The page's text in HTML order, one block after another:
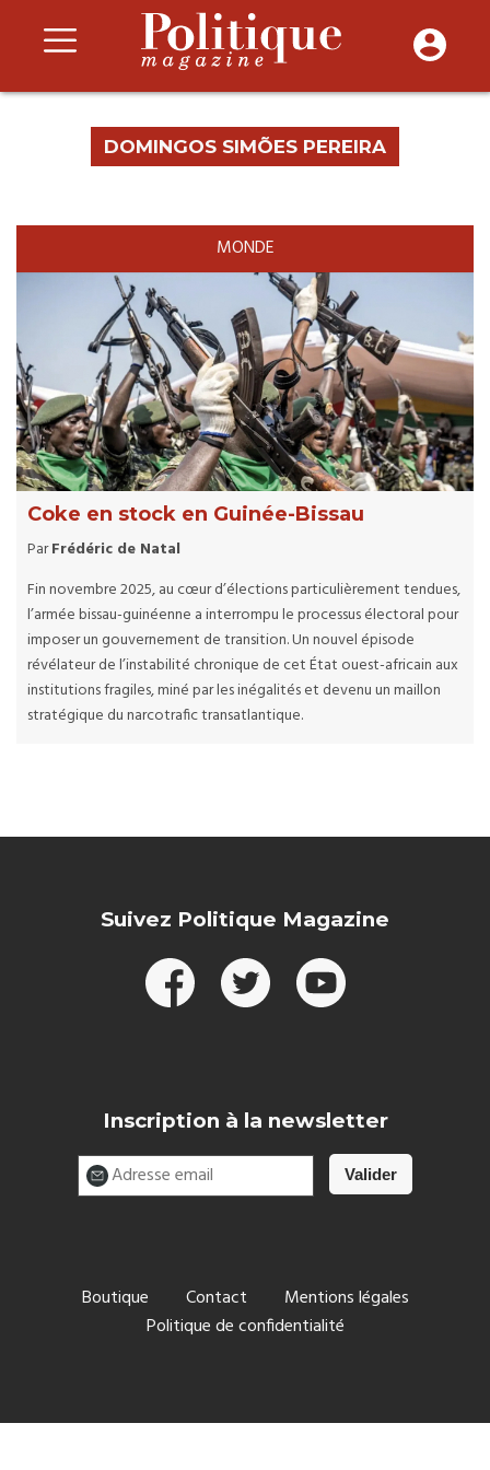
DOMINGOS SIMÕES PEREIRA
MONDE
Coke en stock en Guinée-Bissau
ParFrédéric de Natal
Fin novembre 2025, au cœur d’élections particulièrement tendues,
l’armée bissau-guinéenne a interrompu le processus électoral pour
imposer un gouvernement de transition. Un nouvel épisode
révélateur de l’instabilité chronique de cet État ouest-africain aux
institutions fragiles, miné par les inégalités et devenu un maillon
stratégique du narcotrafic transatlantique.
Suivez Politique Magazine
Inscription à la newsletter
Boutique Contact
Mentions légales
Politique de confidentialité